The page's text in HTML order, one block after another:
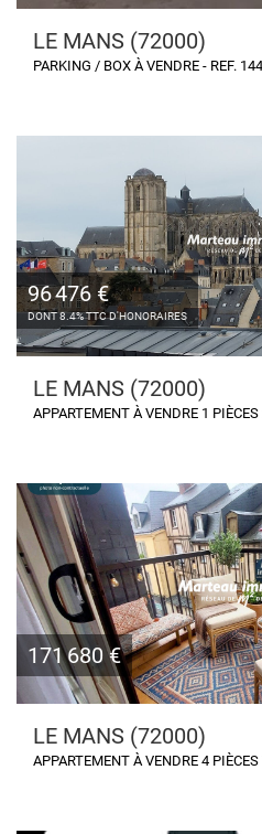
LE MANS (72000)
PARKING / BOX À VENDRE - REF.
96 476 €
DONT 8.4% TTC D'HONORAIRES
LE MANS (72000)
APPARTEMENT À VENDRE 1
171 680 €
LE MANS (72000)
APPARTEMENT À VENDRE 4